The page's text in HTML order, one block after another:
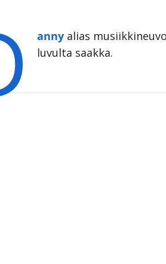
anny alias
luvulta saakka.